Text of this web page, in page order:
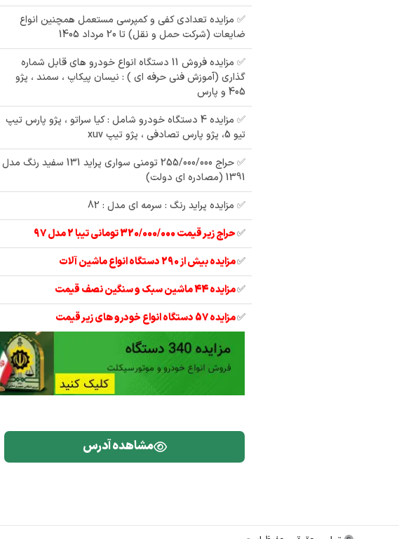
✅ مزایده تعدادی کفی و کمپرسی مستعمل همچنین انواع
ضایعات (شرکت حمل و نقل) تا 20 مرداد 1405
✅ مزایده فروش 11 دستگاه انواع خودرو های قابل شماره
گذاری (آموزش فنی حرفه ای ) : نیسان پیکاپ ، سمند ، پژو
405 و پارس
✅ مزایده 4 دستگاه خودرو شامل : کیا سراتو ، پژو پارس تیپ
تیو 5، پژو پارس تصادفی ، پژو تیپ xuv
✅ حراج 255/000/000 تومنی سواری پراید 131 سفید رنگ مدل
1391 (مصادره ای دولت)
✅ مزایده پراید رنگ : سرمه ای مدل : 82
✅حراج زیر قیمت 320/000/000 تومانی تیبا 2 مدل 97
✅مزایده بیش از 290 دستگاه انواع ماشین آلات
✅مزایده 44 ماشین سبک و سنگین نصف قیمت
✅مزایده 57 دستگاه انواع خودرو های زیر قیمت
مشاهده آدرس
مزایده فروش پراید
رنگ : مشکی مدل : 85
مزایده پراید رنگ :
سفید مدل : 91 در شهر
لنگرود
مزایده پراید رنگ : نقره